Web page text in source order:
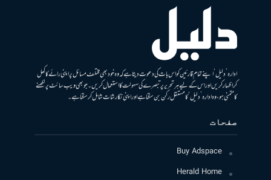
ادارہ ’دلیل‘ اپنے تمام قارئین کو اس بات کی دعوت دیتا ہے کہ وہ خود بھی مختلف مسائل پر اپنی رائے کا کھل
کر اظہار کریں اور اس کے لیے ہر تحریر پر تبصرے کی سہولت کا استعمال کریں۔ جو بھی ویب سائٹ پر لکھنے
کا متمنی ہو، وہ ادارہ ’دلیل‘ کا مستقل رکن بن سکتا ہے اور اپنی نگارشات شامل کرسکتا ہے۔
صفحات
Buy Adspace
Herald Home